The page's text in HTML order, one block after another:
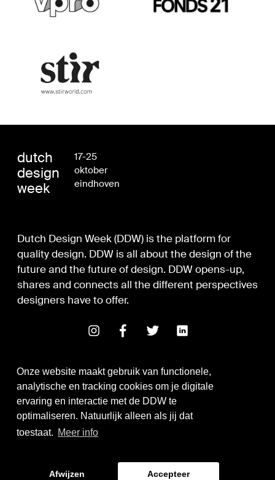
Onze website maakt gebruik van functionele,
analytische en tracking cookies om je digitale
ervaring en interactie met de DDW te
optimaliseren. Natuurlijk alleen als jij dat
toestaat. Meer info
Afwijzen Accepteer
dutch
design
week
17-25
oktober
eindhoven
Dutch Design Week (DDW) is the platform for
quality design. DDW is all about the design of the
future and the future of design. DDW opens-up,
shares and connects all the different perspectives
designers have to offer.
Identity by Thonik